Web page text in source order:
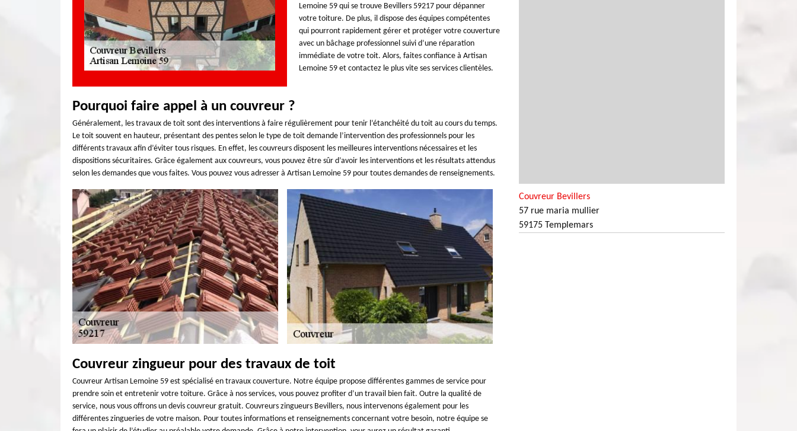
Lemoine 59 qui se trouve Bevillers 59217 pour dépanner
votre toiture. De plus, il dispose des équipes compétentes
qui pourront rapidement gérer et protéger votre couverture
avec un bâchage professionnel suivi d’une réparation
immédiate de votre toit. Alors, faites confiance à Artisan
Lemoine 59 et contactez le plus vite ses services clientèles.
Pourquoi faire appel à un couvreur ?
Généralement, les travaux de toit sont des interventions à faire régulièrement pour tenir l’étanchéité du toit au cours du temps.
Le toit souvent en hauteur, présentant des pentes selon le type de toit demande l’intervention des professionnels pour les
différents travaux afin d’éviter tous risques. En effet, les couvreurs disposent les meilleures interventions nécessaires et les
dispositions sécuritaires. Grâce également aux couvreurs, vous pouvez être sûr d’avoir les interventions et les résultats attendus
selon les demandes que vous faites. Vous pouvez vous adresser à Artisan Lemoine 59 pour toutes demandes de renseignements.
Couvreur zingueur pour des travaux de toit
Couvreur Artisan Lemoine 59 est spécialisé en travaux couverture. Notre équipe propose différentes gammes de service pour
prendre soin et entretenir votre toiture. Grâce à nos services, vous pouvez profiter d’un travail bien fait. Outre la qualité de
service, nous vous offrons un devis couvreur gratuit. Couvreurs zingueurs Bevillers, nous intervenons également pour les
différentes zingueries de votre maison. Pour toutes informations et renseignements concernant votre besoin, notre équipe se
Couvreur Bevillers
57 rue maria mullier
59175 Templemars